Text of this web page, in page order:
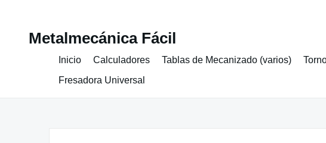
Metalmecánica Fácil
Inicio Calculadores Tablas de Mecanizado (varios)
Fresadora Universal